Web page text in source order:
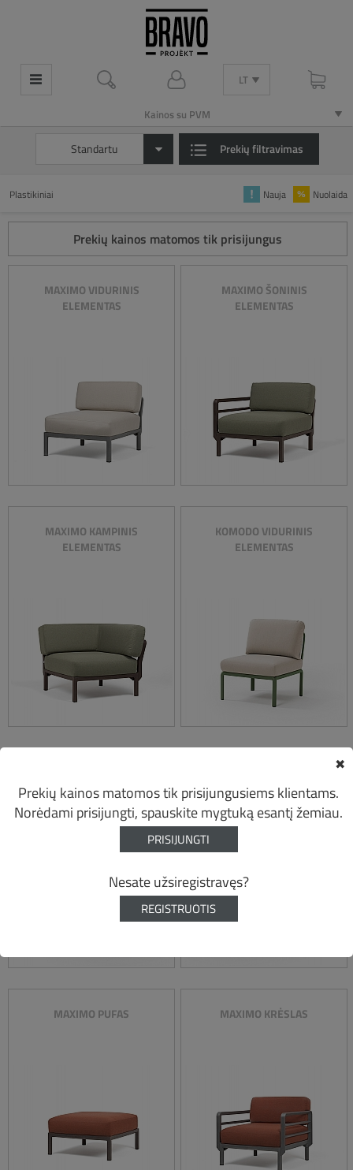
LT
Kainos su PVM
Standartu Prekių filtravimas
Plastikiniai Nauja Nuolaida
Prekių kainos matomos tik prisijungus
MAXIMO VIDURINIS
ELEMENTAS
MAXIMO ŠONINIS
ELEMENTAS
MAXIMO KAMPINIS
ELEMENTAS
KOMODO VIDURINIS
ELEMENTAS
ELEMENTAS
ELEMENTAS
MAXIMO PUFAS MAXIMO KRĖSLAS
Prekių kainos matomos tik prisijungusiems klientams.
Norėdami prisijungti, spauskite mygtuką esantį žemiau.
PRISIJUNGTI
Nesate užsiregistravęs?
REGISTRUOTIS
✖